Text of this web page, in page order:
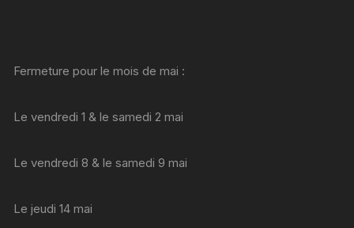
Fermeture pour le mois de mai :
Le vendredi 1 & le samedi 2 mai
Le vendredi 8 & le samedi 9 mai
Le jeudi 14 mai